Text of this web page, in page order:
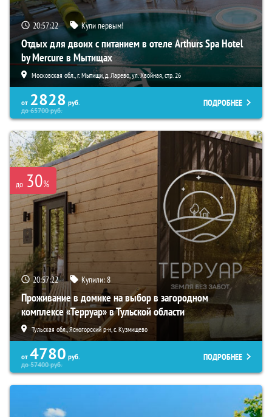
20:57:21 Купи первым!
Отдых для двоих с питанием в отеле Arthurs Spa Hotel
by Mercure в Мытищах
Московская обл., г. Мытищи, д. Ларево, ул. Хвойная, стр. 26
от 2828 руб.
до65700руб.
ПОДРОБНЕЕ
до 30%
20:57:21 Купили:8
Проживание в домике на выбор в загородном
комплексе «Терруар» в Тульской области
Тульская обл., Ясногорский р-н, с. Кузмищево
от 4780 руб.
до57400руб.
ПОДРОБНЕЕ